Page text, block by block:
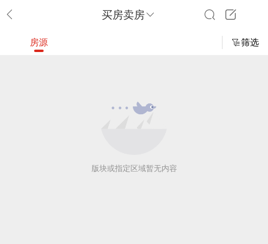
买房卖房
房源 筛选
版块或指定区域暂无内容